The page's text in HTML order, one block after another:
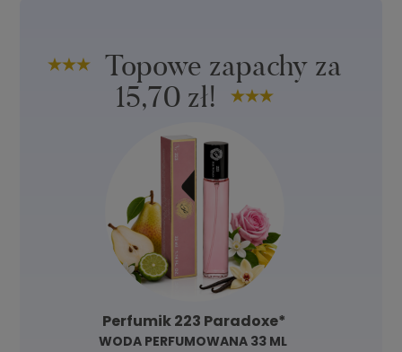
Topowe zapachy za
15,70 zł!
Perfumik 223 Paradoxe*
WODA PERFUMOWANA 33 ML